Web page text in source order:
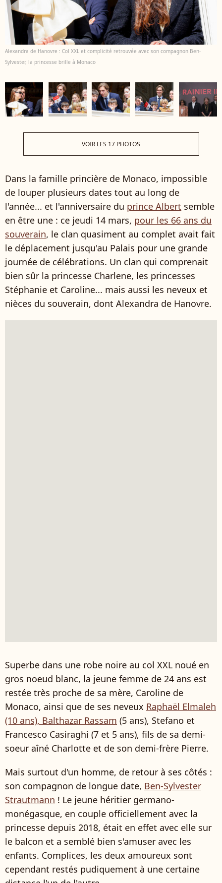
Alexandra de Hanovre : Col XXL et complicité retrouvée avec son compagnon Ben-
Sylvester, la princesse brille à Monaco
VOIR LES 17 PHOTOS
Dans la famille princière de Monaco, impossible
de louper plusieurs dates tout au long de
l'année... et l'anniversaire du prince Albert semble
en être une : ce jeudi 14 mars, pour les 66 ans du
souverain, le clan quasiment au complet avait fait
le déplacement jusqu'au Palais pour une grande
journée de célébrations. Un clan qui comprenait
bien sûr la princesse Charlene, les princesses
Stéphanie et Caroline... mais aussi les neveux et
nièces du souverain, dont Alexandra de Hanovre.
Superbe dans une robe noire au col XXL noué en
gros noeud blanc, la jeune femme de 24 ans est
restée très proche de sa mère, Caroline de
Monaco, ainsi que de ses neveux Raphaël Elmaleh
(10 ans), Balthazar Rassam (5 ans), Stefano et
Francesco Casiraghi (7 et 5 ans), fils de sa demi-
soeur aîné Charlotte et de son demi-frère Pierre.
Mais surtout d'un homme, de retour à ses côtés :
son compagnon de longue date, Ben-Sylvester
Strautmann ! Le jeune héritier germano-
monégasque, en couple officiellement avec la
princesse depuis 2018, était en effet avec elle sur
le balcon et a semblé bien s'amuser avec les
enfants. Complices, les deux amoureux sont
cependant restés pudiquement à une certaine